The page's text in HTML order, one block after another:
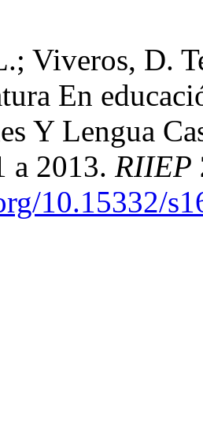
Viveros, D.
En
Y Lengua
a 2013. RIIEP
10.15332/